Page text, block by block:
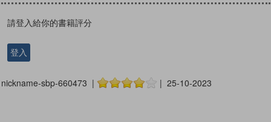
請登入給你的書籍評分
登入
nickname-sbp-660473 | | 25-10-2023